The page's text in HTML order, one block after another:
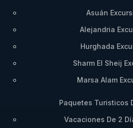
Asuán
Alejandria
Hurghada
Sharm El Sheij
Marsa Alam
Paquetes Turisticos
Vacaciones De 2